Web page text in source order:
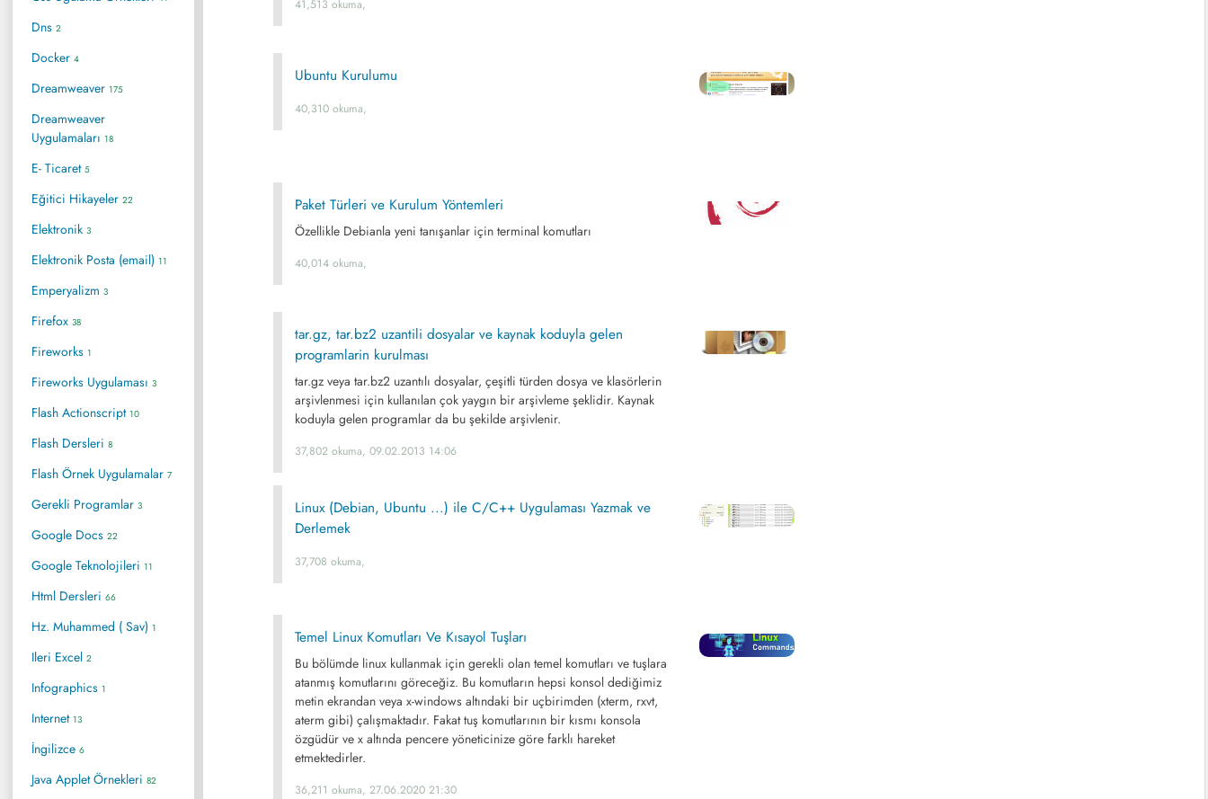
Dns 2
Docker 4
Dreamweaver 175
Dreamweaver
Uygulamaları 18
E- Ticaret 5
Eğitici Hikayeler 22
Elektronik 3
Elektronik Posta (email) 11
Emperyalizm 3
Firefox 38
Fireworks 1
Fireworks Uygulaması 3
Flash Actionscript 10
Flash Dersleri 8
Flash Örnek Uygulamalar 7
Gerekli Programlar 3
Google Docs 22
Google Teknolojileri 11
Html Dersleri 66
Hz. Muhammed ( Sav) 1
Ileri Excel 2
Infographics 1
Internet 13
İngilizce 6
Java Applet Örnekleri 82
41,513 okuma,
Ubuntu Kurulumu
40,310 okuma,
Paket Türleri ve Kurulum Yöntemleri
Özellikle Debianla yeni tanışanlar için terminal komutları
40,014 okuma,
tar.gz, tar.bz2 uzantili dosyalar ve kaynak koduyla gelen
programlarin kurulması
tar.gz veya tar.bz2 uzantılı dosyalar, çeşitli türden dosya ve klasörlerin
arşivlenmesi için kullanılan çok yaygın bir arşivleme şeklidir. Kaynak
koduyla gelen programlar da bu şekilde arşivlenir.
37,802 okuma, 09.02.2013 14:06
Linux (Debian, Ubuntu ...) ile C/C++ Uygulaması Yazmak ve
Derlemek
37,708 okuma,
Temel Linux Komutları Ve Kısayol Tuşları
Bu bölümde linux kullanmak için gerekli olan temel komutları ve tuşlara
atanmış komutlarını göreceğiz. Bu komutların hepsi konsol dediğimiz
metin ekrandan veya x-windows altındaki bir uçbirimden (xterm, rxvt,
aterm gibi) çalışmaktadır. Fakat tuş komutlarının bir kısmı konsola
özgüdür ve x altında pencere yöneticinize göre farklı hareket
etmektedirler.
36,211 okuma, 27.06.2020 21:30